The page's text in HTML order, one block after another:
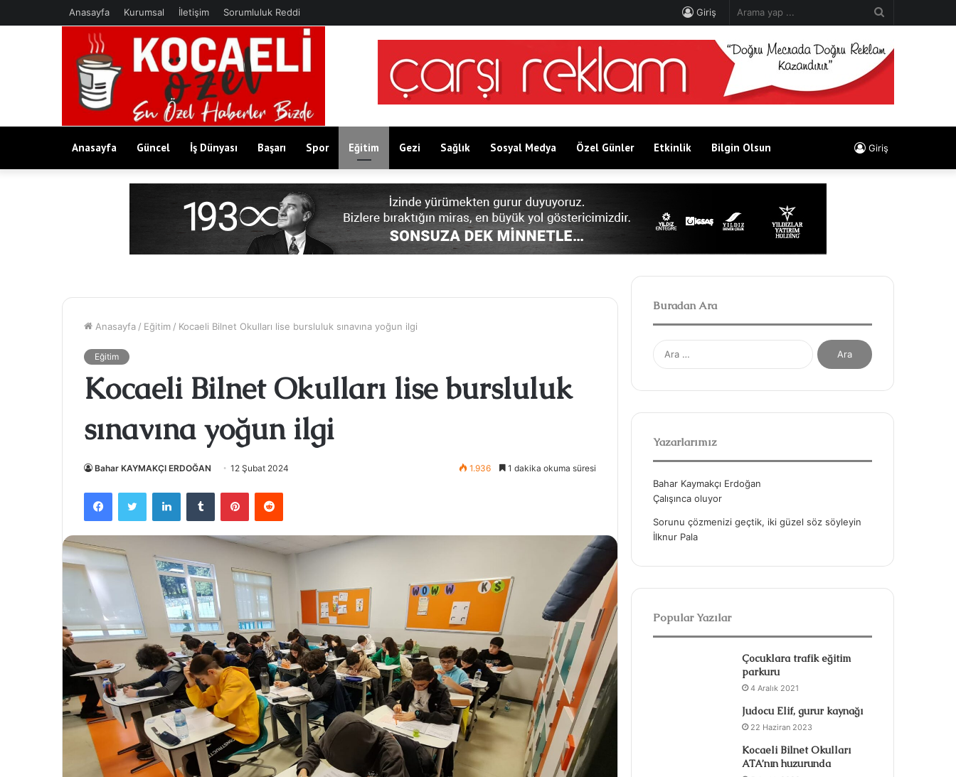
Anasayfa Kurumsal İletişim Sorumluluk Reddi
...
Giriş
Anasayfa Güncel İş Dünyası Başarı Spor Eğitim Gezi Sağlık Sosyal Medya Özel Günler Etkinlik Bilgin Olsun Giriş
Anasayfa / Eğitim / Kocaeli Bilnet Okulları lise bursluluk sınavına yoğun ilgi
Eğitim
Kocaeli Bilnet Okulları lise bursluluk
sınavına yoğun ilgi
Bahar KAYMAKÇI ERDOĞAN 12 Şubat 2024 1.936 1 dakika okuma süresi
Buradan Ara
A
m
Yazarlarımız
Bahar Kaymakçı Erdoğan
Çalışınca oluyor
Sorunu çözmenizi geçtik, iki güzel söz söyleyin
İlknur Pala
Popular Yazılar
Çocuklara trafik eğitim
parkuru
4 Aralık 2021
Judocu Elif, gurur kaynağı
22 Haziran 2023
Kocaeli Bilnet Okulları
ATA’nın huzurunda